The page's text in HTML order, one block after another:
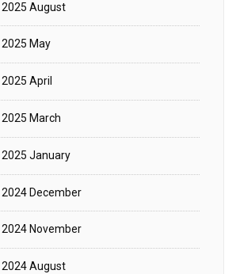
2025 August
May
April
March
2025 January
December
November
2024 August